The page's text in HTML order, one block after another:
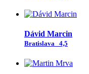
Dávid Marcin
Bratislava 4,5